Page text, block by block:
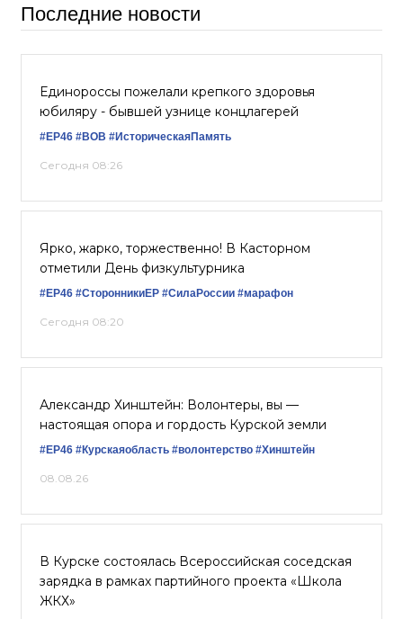
Последние новости
Единороссы пожелали крепкого здоровья
юбиляру - бывшей узнице концлагерей
#ЕР46 #ВОВ #ИсторическаяПамять
Сегодня 08:26
Ярко, жарко, торжественно! В Касторном
отметили День физкультурника
#ЕР46 #СторонникиЕР #СилаРоссии #марафон
Сегодня 08:20
Александр Хинштейн: Волонтеры, вы —
настоящая опора и гордость Курской земли
#ЕР46 #Курскаяобласть #волонтерство #Хинштейн
08.08.26
В Курске состоялась Всероссийская соседская
зарядка в рамках партийного проекта «Школа
ЖКХ»